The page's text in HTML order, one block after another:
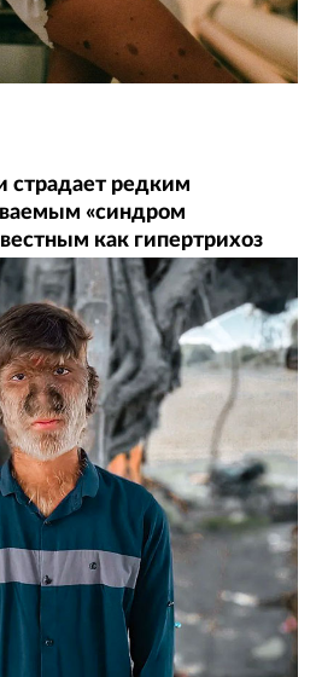
страдает редким
«синдром
как гипертрихоз